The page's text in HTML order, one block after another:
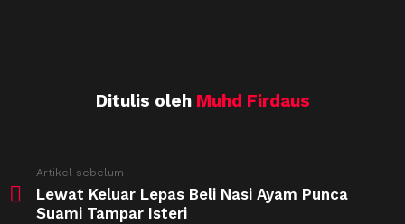
Ditulis oleh Muhd Firdaus
more
Artikel sebelum
Lewat Keluar Lepas Beli Nasi Ayam Punca
Suami Tampar Isteri